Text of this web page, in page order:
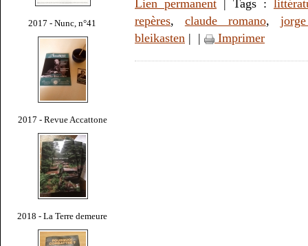
2017 - Nunc, n°41
2017 - Revue Accattone
2018 - La Terre demeure
Lien permanent | Tags :
repères, claude romano,
bleikasten | | Imprimer